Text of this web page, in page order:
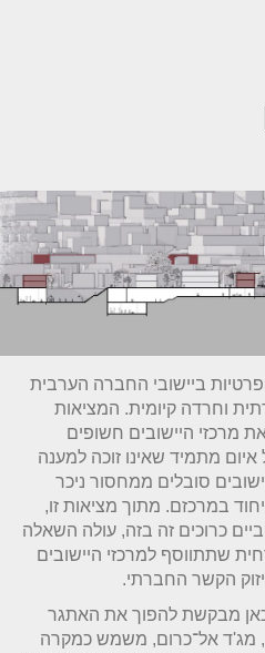
ביישובי החברה הערבית
וחרדה קיומית. המציאות
מרכזי היישובים חשופים
איום מתמיד שאינו זוכה למענה
סובלים ממחסור ניכר
במרכזם. מתוך מציאות זו,
כרוכים זה בזה, עולה השאלה
שתתווסף למרכזי היישובים
הקשר החברתי.
מבקשת להפוך את האתגר
מג'ד אל־כרום, משמש כמקרה